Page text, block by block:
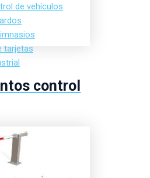
de vehículos
tarjetas
control